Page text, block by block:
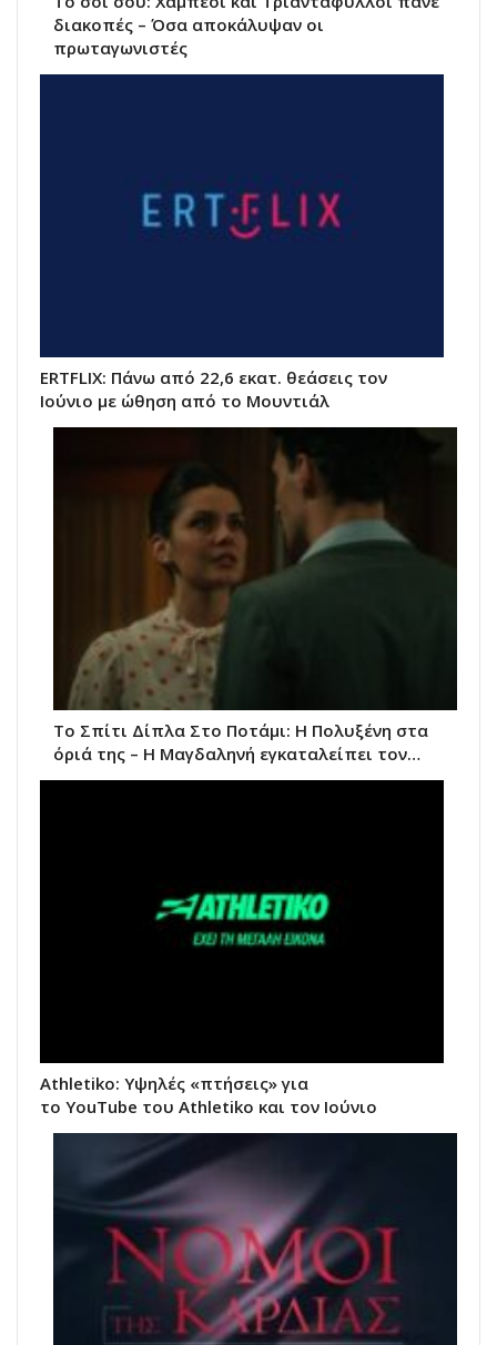
διακοπές – Όσα αποκάλυψαν οι
πρωταγωνιστές
ERTFLIX: Πάνω από 22,6 εκατ. θεάσεις τον
Ιούνιο με ώθηση από το Μουντιάλ
Το Σπίτι Δίπλα Στο Ποτάμι: Η Πολυξένη στα
όριά της – Η Μαγδαληνή εγκαταλείπει τον…
Athletiko: Υψηλές «πτήσεις» για
το YouTube του Athletiko και τον Ιούνιο